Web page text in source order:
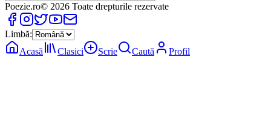
Poezie.ro© 2026 Toate drepturile rezervate
Limbă:
Acasă
Clasici Scrie Caută Profil